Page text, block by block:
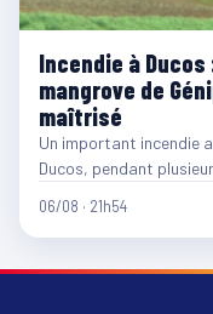
Incendie à
mangrove de
maîtrisé
Un important incendie
Ducos, pendant
06/08 · 21h54